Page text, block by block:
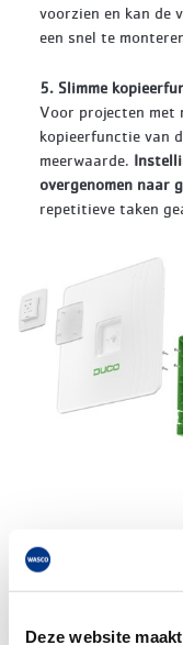
Deze website
voorzien en kan de
een snel te
5. Slimme
Voor projecten met
kopieerfunctie van
meerwaarde.
overgenomen naar
repetitieve taken
Met de DucoBox
installatie is snel,